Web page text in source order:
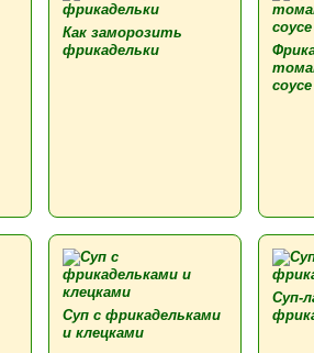
Как заморозить
фрикадельки
соусе
Суп с фрикадельками
и клецками
Суп-